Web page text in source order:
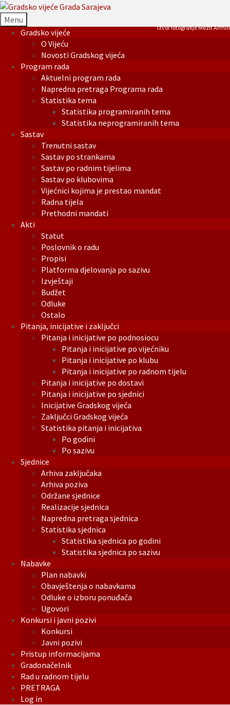
Menu
Gradsko vijeće
O Vijeću
Novosti Gradskog vijeća
Program rada
Aktuelni program rada
Napredna pretraga Programa rada
Statistika tema
Statistika programiranih tema
Statistika neprogramiranih tema
Sastav
Trenutni sastav
Sastav po strankama
Sastav po radnim tijelima
Sastav po klubovima
Vijećnici kojima je prestao mandat
Radna tijela
Prethodni mandati
Akti
Statut
Poslovnik o radu
Propisi
Platforma djelovanja po sazivu
Izvještaji
Budžet
Odluke
Ostalo
Pitanja, inicijative i zaključci
Pitanja i inicijative po podnosiocu
Pitanja i inicijative po vijećniku
Pitanja i inicijative po klubu
Pitanja i inicijative po radnom tijelu
Pitanja i inicijative po dostavi
Pitanja i inicijative po sjednici
Inicijative Gradskog vijeća
Zaključci Gradskog vijeća
Statistika pitanja i inicijativa
Po godini
Po sazivu
Sjednice
Arhiva zaključaka
Arhiva poziva
Održane sjednice
Realizacije sjednica
Napredna pretraga sjednica
Statistika sjednica
Statistika sjednica po godini
Statistika sjednica po sazivu
Nabavke
Plan nabavki
Obavještenja o nabavkama
Odluke o izboru ponuđača
Ugovori
Konkursi i javni pozivi
Konkursi
Javni pozivi
Pristup informacijama
Gradonačelnik
Rad u radnom tijelu
PRETRAGA
Log in
Izvor fotografije Mezit Armin